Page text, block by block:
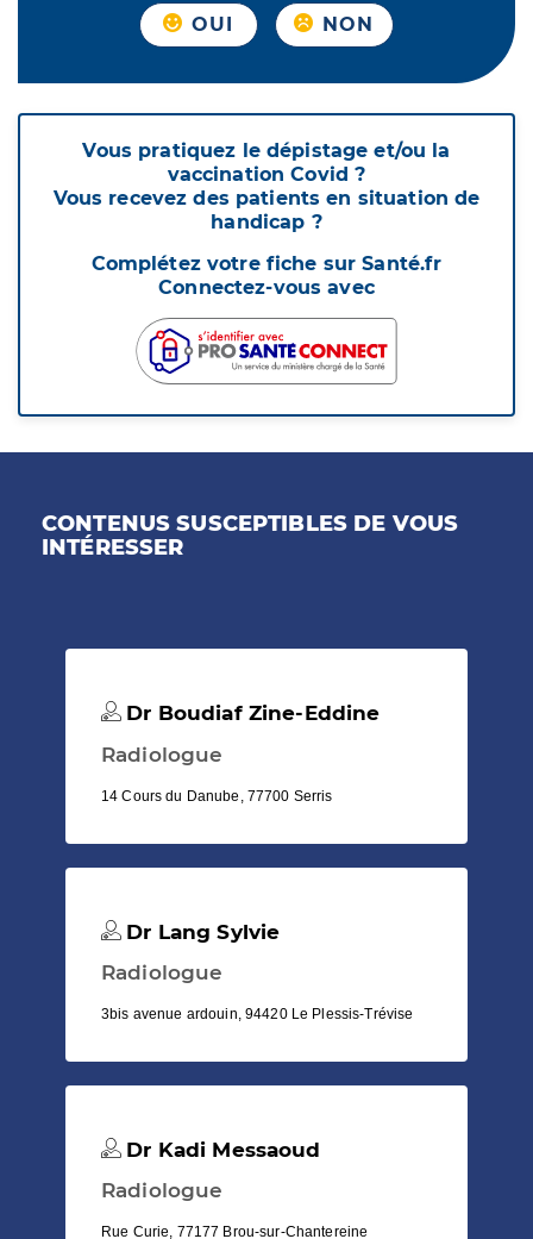
OUI NON
Vous pratiquez le dépistage et/ou la
vaccination Covid ?
Vous recevez des patients en situation de
handicap ?
Complétez votre fiche sur Santé.fr
Connectez-vous avec
CONTENUS SUSCEPTIBLES DE VOUS
INTÉRESSER
Dr Boudiaf Zine-Eddine
Radiologue
14 Cours du Danube, 77700 Serris
Dr Lang Sylvie
Radiologue
3bis avenue ardouin, 94420 Le Plessis-Trévise
Dr Kadi Messaoud
Radiologue
Rue Curie, 77177 Brou-sur-Chantereine